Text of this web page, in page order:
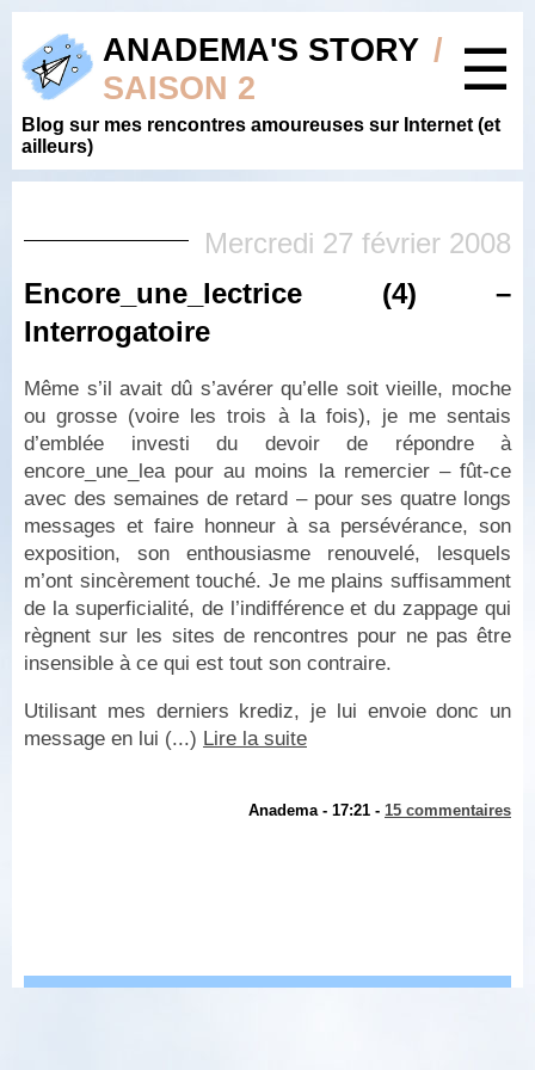
ANADEMA'S STORY /
SAISON 2
☰
Blog sur mes rencontres amoureuses sur Internet (et
ailleurs)
Mercredi 27 février 2008
Encore_une_lectrice (4) –
Interrogatoire
Même s’il avait dû s’avérer qu’elle soit vieille, moche
ou grosse (voire les trois à la fois), je me sentais
d’emblée investi du devoir de répondre à
encore_une_lea pour au moins la remercier – fût-ce
avec des semaines de retard – pour ses quatre longs
messages et faire honneur à sa persévérance, son
exposition, son enthousiasme renouvelé, lesquels
m’ont sincèrement touché. Je me plains suffisamment
de la superficialité, de l’indifférence et du zappage qui
règnent sur les sites de rencontres pour ne pas être
insensible à ce qui est tout son contraire.
Utilisant mes derniers krediz, je lui envoie donc un
message en lui (...) Lire la suite
Anadema - 17:21 - 15 commentaires